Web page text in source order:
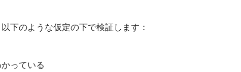
下のような仮定の下で検証します：
っている